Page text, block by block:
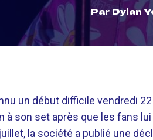
Par Dylan
un début difficile vendredi
à son set après que les fans
la société a publié une